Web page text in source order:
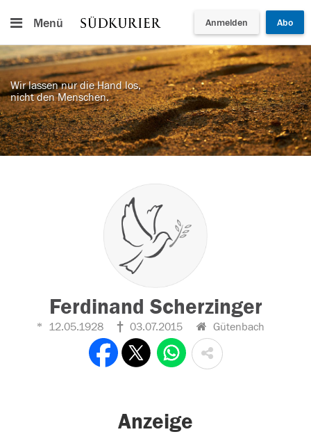
Menü Anmelden Abo
Wir lassen nur die Hand los,
nicht den Menschen.
Ferdinand Scherzinger
12.05.1928 03.07.2015 Gütenbach
Anzeige